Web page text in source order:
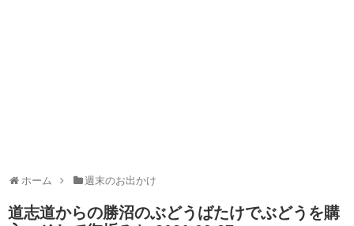
ホーム 週末のお出かけ
道志道からの勝沼のぶどうばたけでぶどうを購